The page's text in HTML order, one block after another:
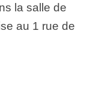
la salle de
au 1 rue de